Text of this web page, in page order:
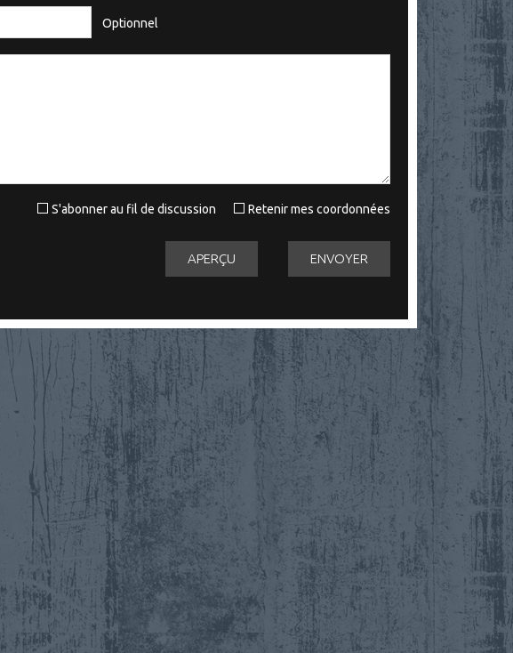
Optionnel
Retenir mes coordonnées
S'abonner au fil de discussion